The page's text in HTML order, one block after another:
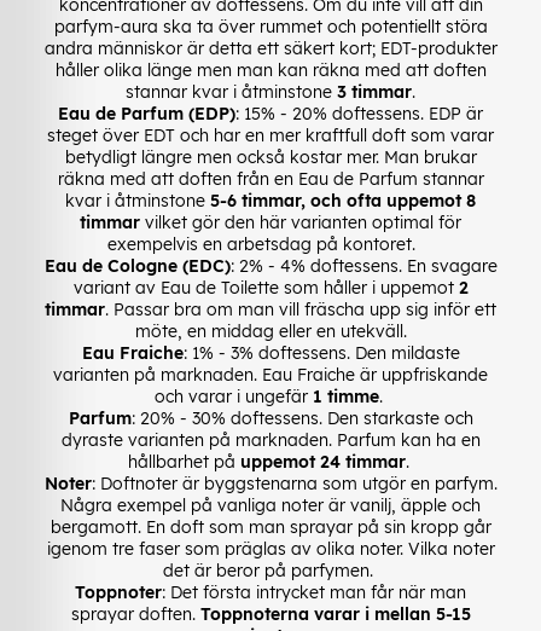
koncentrationer av doftessens. Om du inte vill att din
parfym-aura ska ta över rummet och potentiellt störa
andra människor är detta ett säkert kort; EDT-produkter
håller olika länge men man kan räkna med att doften
stannar kvar i åtminstone 3 timmar.
Eau de Parfum (EDP): 15% - 20% doftessens. EDP är
steget över EDT och har en mer kraftfull doft som varar
betydligt längre men också kostar mer. Man brukar
räkna med att doften från en Eau de Parfum stannar
kvar i åtminstone 5-6 timmar, och ofta uppemot 8
timmar vilket gör den här varianten optimal för
exempelvis en arbetsdag på kontoret.
Eau de Cologne (EDC): 2% - 4% doftessens. En svagare
variant av Eau de Toilette som håller i uppemot 2
timmar. Passar bra om man vill fräscha upp sig inför ett
möte, en middag eller en utekväll.
Eau Fraiche: 1% - 3% doftessens. Den mildaste
varianten på marknaden. Eau Fraiche är uppfriskande
och varar i ungefär 1 timme.
Parfum: 20% - 30% doftessens. Den starkaste och
dyraste varianten på marknaden. Parfum kan ha en
hållbarhet på uppemot 24 timmar.
Noter: Doftnoter är byggstenarna som utgör en parfym.
Några exempel på vanliga noter är vanilj, äpple och
bergamott. En doft som man sprayar på sin kropp går
igenom tre faser som präglas av olika noter. Vilka noter
det är beror på parfymen.
Toppnoter: Det första intrycket man får när man
sprayar doften. Toppnoterna varar i mellan 5-15